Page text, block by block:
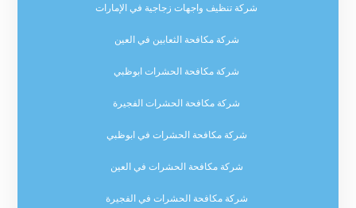
شركة تنظيف واجهات زجاجية في الإمارات
شركة مكافحة الثعابين في العين
شركة مكافحة الحشرات ابوظبي
شركة مكافحة الحشرات الفجيرة
شركة مكافحة الحشرات في ابوظبي
شركة مكافحة الحشرات في العين
شركة مكافحة الحشرات في الفجيرة